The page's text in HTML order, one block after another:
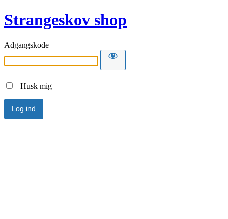
Strangeskov shop
Adgangskode
Husk mig